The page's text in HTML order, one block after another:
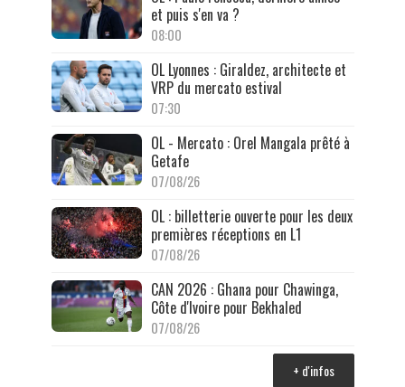
et puis s'en va ?
08:00
OL Lyonnes : Giraldez, architecte et
VRP du mercato estival
07:30
OL - Mercato : Orel Mangala prêté à
Getafe
07/08/26
OL : billetterie ouverte pour les deux
premières réceptions en L1
07/08/26
CAN 2026 : Ghana pour Chawinga,
Côte d'Ivoire pour Bekhaled
07/08/26
+ d'infos